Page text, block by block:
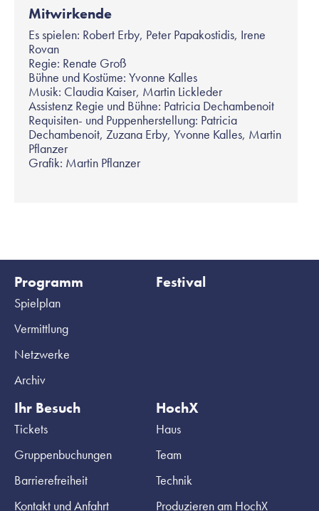
Mitwirkende
Es spielen: Robert Erby, Peter Papakostidis, Irene
Rovan
Regie: Renate Groß
Bühne und Kostüme: Yvonne Kalles
Musik: Claudia Kaiser, Martin Lickleder
Assistenz Regie und Bühne: Patricia Dechambenoit
Requisiten- und Puppenherstellung: Patricia
Dechambenoit, Zuzana Erby, Yvonne Kalles, Martin
Pflanzer
Grafik: Martin Pflanzer
Programm
Spielplan
Vermittlung
Netzwerke
Archiv
Festival
Ihr Besuch
Tickets
Gruppenbuchungen
Barrierefreiheit
Kontakt und Anfahrt
HochX
Haus
Team
Technik
Produzieren am HochX